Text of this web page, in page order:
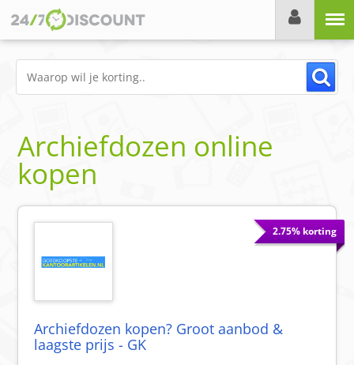
Archiefdozen online
kopen
2.75% korting
Archiefdozen kopen? Groot aanbod &
laagste prijs - GK